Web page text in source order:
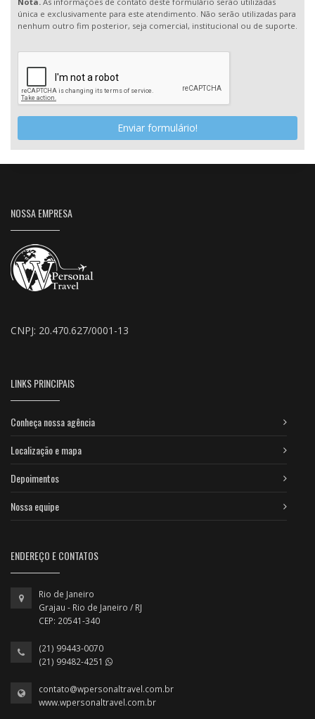
única e exclusivamente para este atendimento. Não serão utilizadas para
nenhum outro fim posterior, seja comercial, institucional ou de suporte.
Enviar formulário!
NOSSA EMPRESA
CNPJ: 20.470.627/0001-13
LINKS PRINCIPAIS
Conheça nossa agência
Localização e mapa
Depoimentos
Nossa equipe
ENDEREÇO E CONTATOS
Rio de Janeiro
Grajau - Rio de Janeiro / RJ
CEP: 20541-340
(21) 99443-0070
(21) 99482-4251
contato@wpersonaltravel.com.br
www.wpersonaltravel.com.br